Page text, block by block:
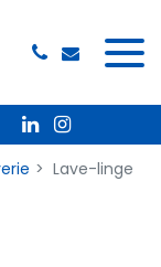
Lave-linge